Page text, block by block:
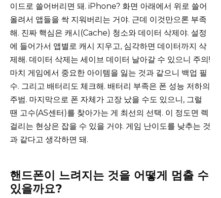
이드로 쓸어버리면 돼. iPhone? 화면 아래에서 위로 쓸어
올려서 앱들을 싹 지워버리는 거야. 근데 이것만으론 부족
해. 진짜 핵심은 캐시(Cache) 청소와 데이터 삭제야. 설정
에 들어가서 앱별로 캐시 지우고, 심각하면 데이터까지 삭
제해. 데이터 삭제는 세이브 데이터 날아갈 수 있으니 주의!
마치 게임에서 중요한 아이템을 잃는 것과 같으니 백업 필
수. 그리고 배터리도 체크해. 배터리 부족은 폰 성능 저하의
주범. 마지막으로 폰 자체가 고장 났을 수도 있으니, 그럴
땐 고수(AS센터)를 찾아가는 게 최선의 선택. 이 정도면 렉
걸리는 현상은 잡을 수 있을 거야. 게임 난이도를 낮추는 것
과 같다고 생각하면 돼.
핸드폰이 느려지는 것을 어떻게 멈출 수
있을까요?